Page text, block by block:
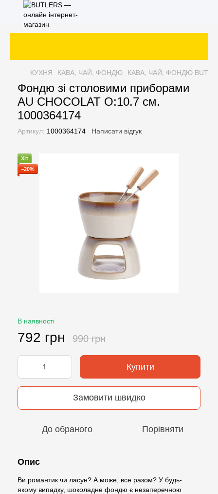
КУХНЯ КАВА, ЧАЙ, ФОНДЮ КАВА, ЧАЙ, ФОНДЮ
Фондю зі столовими приборами
AU CHOCOLAT O:10.7 см.
1000364174
Артикул: 1000364174 Написати відгук
Хіт
−20%
В наявності
792 грн 990 грн
Купити
Замовити швидко
До обраного Порівняти
Опис
Ви романтик чи ласун? А може, все разом? У будь-
якому випадку, шоколадне фондю є незаперечною